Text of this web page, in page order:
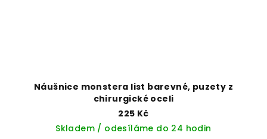
Náušnice monstera list barevné, puzety z
chirurgické oceli
225 Kč
Skladem / odesíláme do 24 hodin